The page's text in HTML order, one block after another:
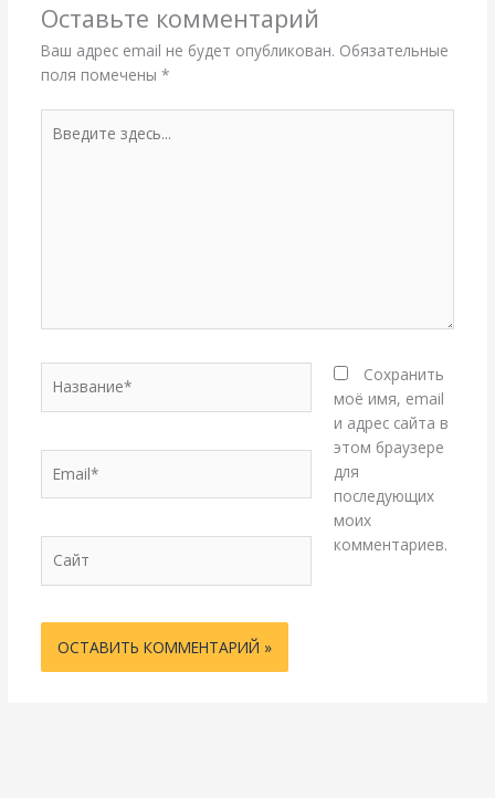
Оставьте комментарий
Ваш адрес email не будет опубликован. Обязательные
поля помечены *
здесь...
Сохранить
моё имя, email
и адрес сайта в
этом браузере
для
последующих
моих
комментариев.